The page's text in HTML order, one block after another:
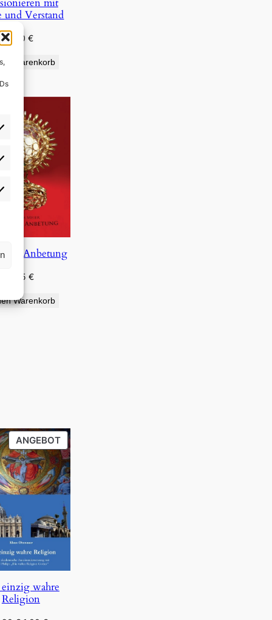
mit
und Verstand
1,50 €
Warenkorb
und Anbetung
0,75 €
Warenkorb
ANGEBOTPRODUKT
IM
ANGEBOT
wahre
Religion